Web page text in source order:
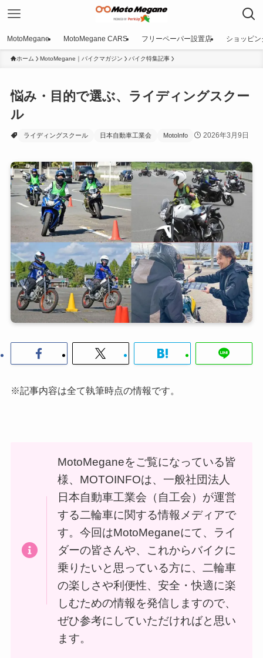
MotoMegane MotoMegane CARS フリーペーパー設置店 ショッピン
ホーム MotoMegane｜バイクマガジン バイク特集記事
悩み・目的で選ぶ、ライディングスクー
ル
ライディングスクール 日本自動車工業会 MotoInfo 2026年3月9日
※記事内容は全て執筆時点の情報です。
MotoMeganeをご覧になっている皆
様、MOTOINFOは、一般社団法人
日本自動車工業会（自工会）が運営
する二輪車に関する情報メディアで
す。今回はMotoMeganeにて、ライ
ダーの皆さんや、これからバイクに
乗りたいと思っている方に、二輪車
の楽しさや利便性、安全・快適に楽
しむための情報を発信しますので、
ぜひ参考にしていただければと思い
ます。